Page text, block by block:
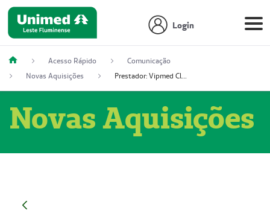
Login
Acesso Rápido
Comunicação
Novas Aquisições
Prestador: Vipmed Clínica Geral Ltda, 51004349-0 (Nome Fantasia: Policlínica Master)
Novas Aquisições